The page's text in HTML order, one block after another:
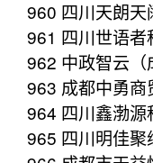
960 四川天朗天
961 四川世语者
962 中政智云（
963 成都中勇商
964 四川鑫渤源
965 四川明佳聚